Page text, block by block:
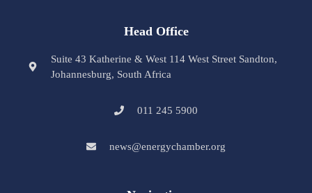
Head Office
Suite 43 Katherine & West 114 West Street Sandton,
Johannesburg, South Africa
011 245 5900
news@energychamber.org